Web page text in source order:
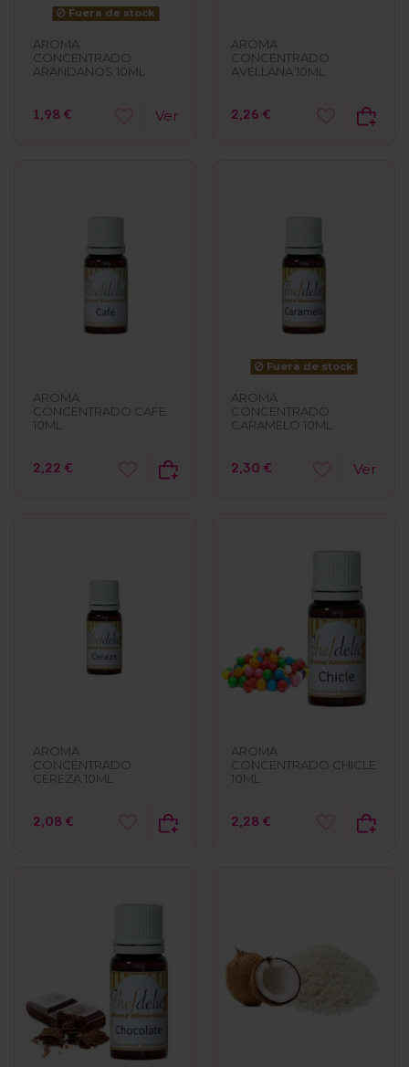
Fuera de stock
AROMA
CONCENTRADO
ARANDANOS 10ML
1,98 € Ver
AROMA
CONCENTRADO
AVELLANA 10ML
2,26 €
AROMA
CONCENTRADO CAFE
10ML
2,22 €
Fuera de stock
AROMA
CONCENTRADO
CARAMELO 10ML
2,30 € Ver
AROMA
CONCENTRADO
CEREZA 10ML
2,08 €
AROMA
CONCENTRADO CHICLE
10ML
2,28 €